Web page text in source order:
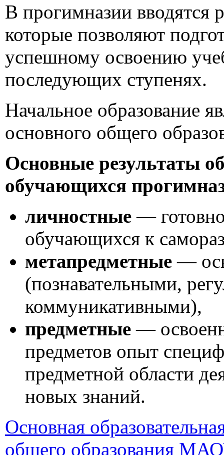
В прогимназии
которые позволяют
успешному освоению
последующих ступенях.
Начальное образование
основного общего
Основные результаты
обучающихся
личностные —
обучающихся к
метапредметные —
(познавательными,
коммуникативными),
предметные —
предметов опыт
предметной области
новых знаний.
Основная
общего образования